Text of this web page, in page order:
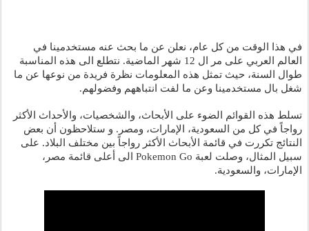
شغل بال مستخدمينا وعن ما لفت انتباههم وفضولهم.
الإمارات، والسعودية.